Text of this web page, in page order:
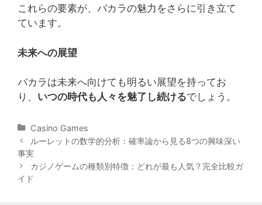
これらの要素が、バカラの魅力をさらに引き立て
ています。
未来への展望
バカラは未来へ向けても明るい展望を持ってお
り、 いつの時代も人々を魅了し続けるでしょう。
Categories
Casino Games
Post
navigation
ルーレットの数学的分析：確率論から見る8つの興味深い
事実
カジノゲームの種類別特徴：どれが最も人気？完全比較ガ
イド